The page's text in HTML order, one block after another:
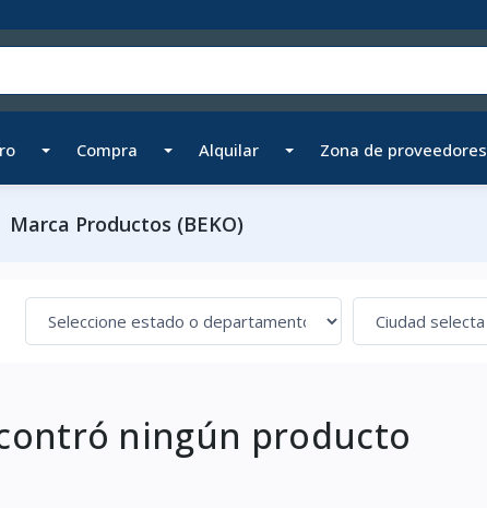
Compra Alquilar Zona de proveedores
Marca Productos (BEKO)
ningún producto